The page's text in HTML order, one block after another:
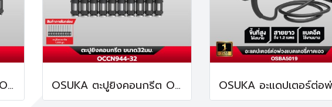
OSUKA ตะปูยิงคอนกรีต OCCN944-25 ทนทานต่อการกัดกร่อน OSUKA ตะปูยิงคอนกรีต OCCN944-32 ทนทานต่อการกัดกร่อน